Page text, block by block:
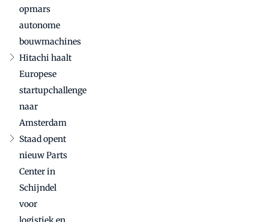
bouwmachinesector
opmars
autonome
bouwmachines
Hitachi haalt
Europese
startupchallenge
naar
Amsterdam
Staad opent
nieuw Parts
Center in
Schijndel
voor